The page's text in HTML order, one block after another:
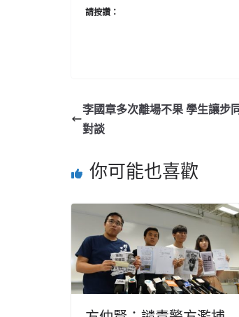
請按讚：
李國章多次離場不果 學生讓步
對談
你可能也喜歡